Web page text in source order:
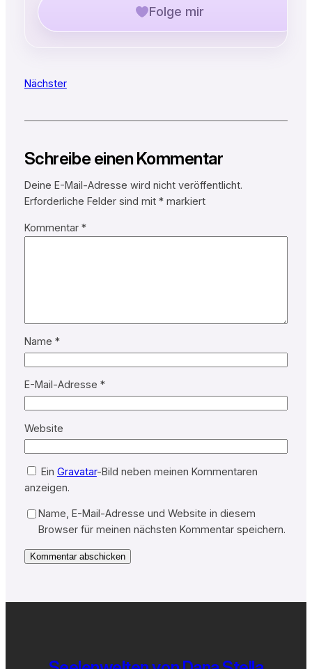
Folge mir
Nächster
Schreibe einen Kommentar
Deine E-Mail-Adresse wird nicht veröffentlicht.
Erforderliche Felder sind mit *markiert
Kommentar *
Name *
E-Mail-Adresse *
Website
Ein Gravatar-Bild neben meinen Kommentaren
anzeigen.
Name, E-Mail-Adresse und Website in diesem
Browser für meinen nächsten Kommentar speichern.